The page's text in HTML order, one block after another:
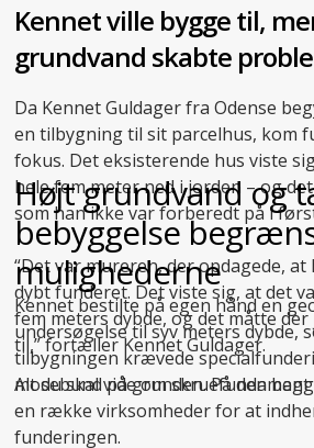
Kennet ville bygge til,
grundvand skabte
skruepæle blev redningen
Da Kennet Guldager fra Odense
en tilbygning til sit parcelhus, kom
fokus. Det eksisterende hus viste
hele fem meter ned i jorden – og
som han ikke var forberedt på i
“Det var mureren, der opdagede,
dybt funderet. Det viste sig, at det
fem meters dybde, og det måtte
til,” fortæller Kennet Guldager.
Højt grundvand og
bebyggelse
mulighederne
Kennet bestilte på egen hånd en
undersøgelse til syv meters dybde,
tilbygningen krævede
mosebund på grunden. På den
en række virksomheder for at
funderingen.
Alt du skal vide om skruefundament